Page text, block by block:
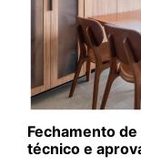
Fechamento
técnico e